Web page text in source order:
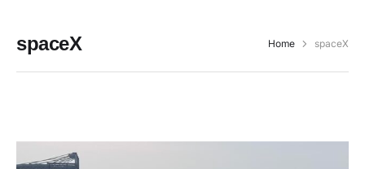
spaceX Home spaceX